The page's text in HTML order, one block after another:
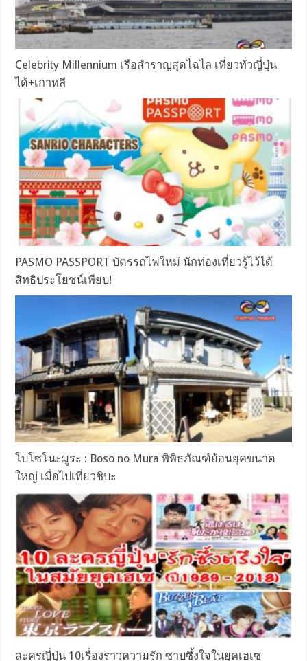
Celebrity Millennium เรือสำราญสุดไฉไล เที่ยวทั่วญี่ปุ่น
ได้+เกาหลี
PASMO PASSPORT บัตรรถไฟใหม่ นักท่องเที่ยวรู้ไว้ได้
สิทธิประโยชน์เพียบ!
โบโซโนะมูระ : Boso no Mura พิพิธภัณฑ์ย้อนยุคขนาด
ใหญ่ เมื่อไปเที่ยวชิบะ
ละครญี่ปุ่น 10เรื่องราวความรัก ซาบซึ้งใจในยุคเฮเซ